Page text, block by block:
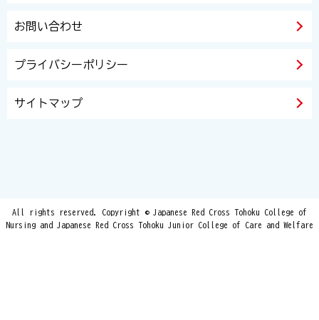
お問い合わせ
プライバシーポリシー
サイトマップ
All rights reserved. Copyright © Japanese Red Cross Tohoku College of
Nursing and Japanese Red Cross Tohoku Junior College of Care and Welfare